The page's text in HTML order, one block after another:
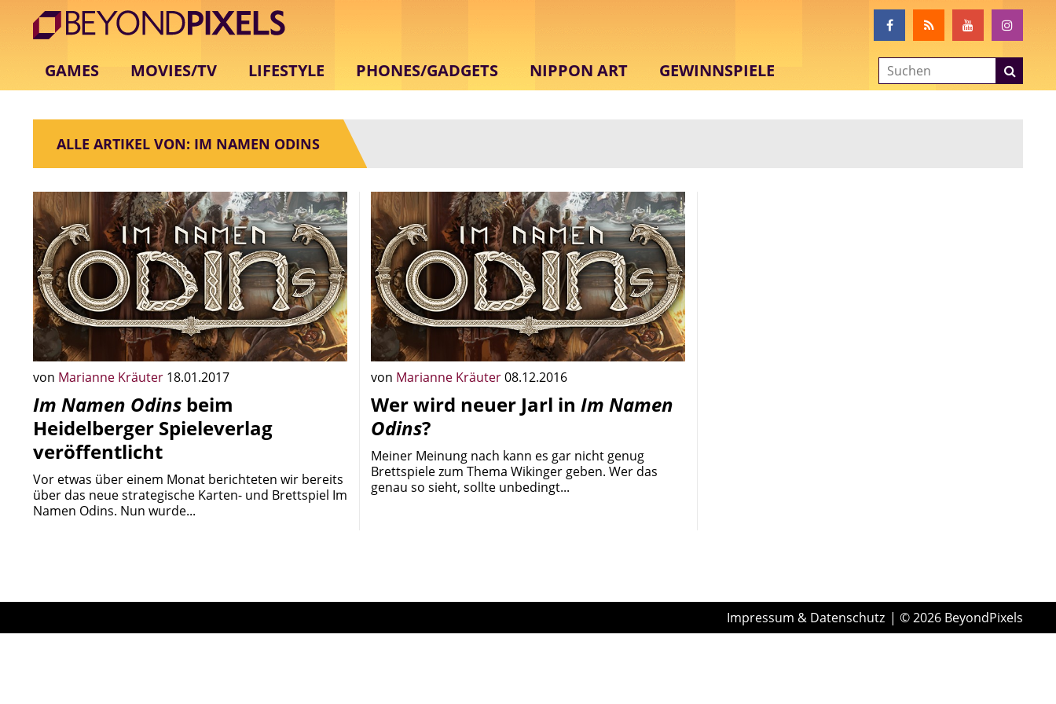
GAMES MOVIES/TV LIFESTYLE PHONES/GADGETS NIPPON ART GEWINNSPIELE
ALLE ARTIKEL VON: IM NAMEN ODINS
von Marianne Kräuter 18.01.2017
Im Namen Odins beim
Heidelberger Spieleverlag
veröffentlicht
Vor etwas über einem Monat berichteten wir bereits
über das neue strategische Karten- und Brettspiel Im
Namen Odins. Nun wurde...
von Marianne Kräuter08.12.2016
Wer wird neuer Jarl in Im Namen
Odins?
Meiner Meinung nach kann es gar nicht genug
Brettspiele zum Thema Wikinger geben. Wer das
genau so sieht, sollte unbedingt...
Impressum & Datenschutz | © 2026 BeyondPixels